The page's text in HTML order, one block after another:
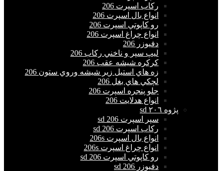
ركاب اسپرت 206
انواع بال اسپرت 206
رو كاپوتي اسپرت 206
انواع چراغ اسپرت 206
دفيوزر 206
ليپ سپر و ناخني ركاب 206
كركره شيشه عقب 206
زه هاي استيل زير شيشه وروي ستون 206
لچكي هاي بغل 206
جلو پنجره اسپرت 206
انواع هدلايت 206
پژوه ٢٠٦ sd
سپر اسپرت 206 sd
ركاب اسپرت 206 sd
انواع بال اسپرت 206s
انواع چراغ اسپرت 206s
رو كاپوتي اسپرت 206 sd
دفيوزر 206 sd